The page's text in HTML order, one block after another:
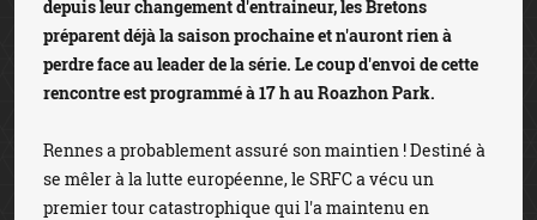
depuis leur changement d'entraineur, les Bretons
préparent déjà la saison prochaine et n'auront rien à
perdre face au leader de la série. Le coup d'envoi de cette
rencontre est programmé à 17 h au Roazhon Park.
Rennes a probablement assuré son maintien ! Destiné à
se mêler à la lutte européenne, le SRFC a vécu un
premier tour catastrophique qui l'a maintenu en